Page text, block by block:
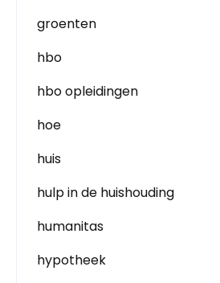
groenten
hbo
hbo opleidingen
hoe
huis
hulp in de huishouding
humanitas
hypotheek